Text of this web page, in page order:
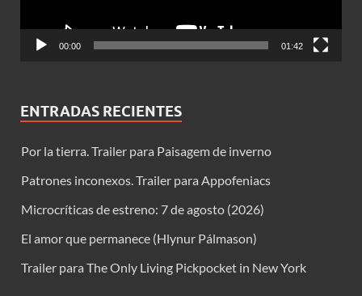
00:00 01:42
ENTRADAS RECIENTES
Por la tierra. Trailer para Paisagem de inverno
Patrones inconexos. Trailer para Appofeniacs
Microcríticas de estreno: 7 de agosto (2026)
El amor que permanece (Hlynur Pálmason)
Trailer para The Only Living Pickpocket in New York